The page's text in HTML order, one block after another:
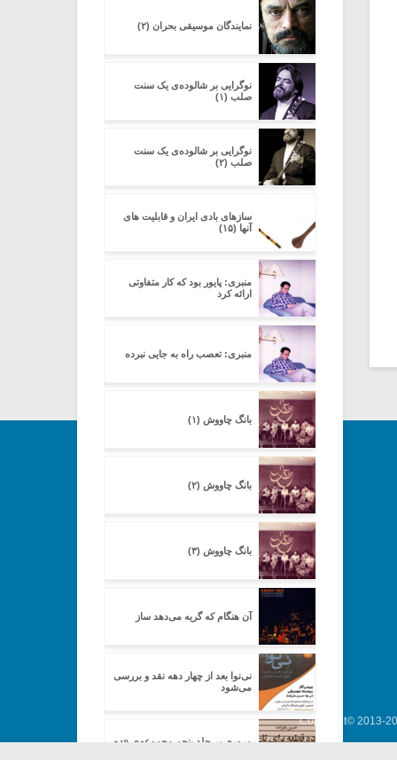
نمایندگان موسیقی بحران (۲)
نوگرایی بر شالوده‌ی یک سنت
صلب (۱)
نوگرایی بر شالوده‌ی یک سنت
صلب (۲)
سازهای بادی ایران و قابلیت های
آنها (۱۵)
منبری: پایور بود که کار متفاوتی
ارائه کرد
منبری: تعصب راه به جایی نبرده
بانگ چاووش (۱)
بانگ چاووش (۲)
بانگ چاووش (۳)
آن هنگام که گریه می‌دهد ساز
نی‌نوا بعد از چهار دهه نقد و بررسی
می‌شود
مروری بر جلد پنجم مجموعه‌ی «ده
Copyright© 2013-